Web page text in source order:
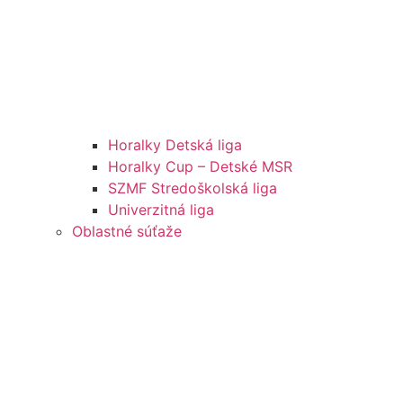
Horalky Detská liga
Horalky Cup – Detské MSR
SZMF Stredoškolská liga
Univerzitná liga
Oblastné súťaže